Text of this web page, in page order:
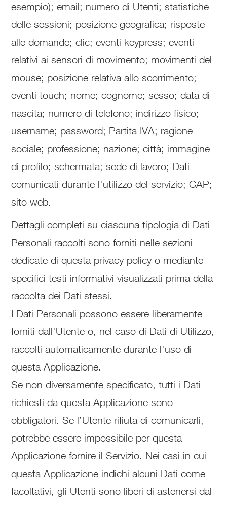
esempio); email; numero di Utenti; statistiche
delle sessioni; posizione geografica; risposte
alle domande; clic; eventi keypress; eventi
relativi ai sensori di movimento; movimenti del
mouse; posizione relativa allo scorrimento;
eventi touch; nome; cognome; sesso; data di
nascita; numero di telefono; indirizzo fisico;
username; password; Partita IVA; ragione
sociale; professione; nazione; città; immagine
di profilo; schermata; sede di lavoro; Dati
comunicati durante l'utilizzo del servizio; CAP;
sito web.
Dettagli completi su ciascuna tipologia di Dati
Personali raccolti sono forniti nelle sezioni
dedicate di questa privacy policy o mediante
specifici testi informativi visualizzati prima della
raccolta dei Dati stessi.
I Dati Personali possono essere liberamente
forniti dall'Utente o, nel caso di Dati di Utilizzo,
raccolti automaticamente durante l'uso di
questa Applicazione.
Se non diversamente specificato, tutti i Dati
richiesti da questa Applicazione sono
obbligatori. Se l’Utente rifiuta di comunicarli,
potrebbe essere impossibile per questa
Applicazione fornire il Servizio. Nei casi in cui
questa Applicazione indichi alcuni Dati come
facoltativi, gli Utenti sono liberi di astenersi dal